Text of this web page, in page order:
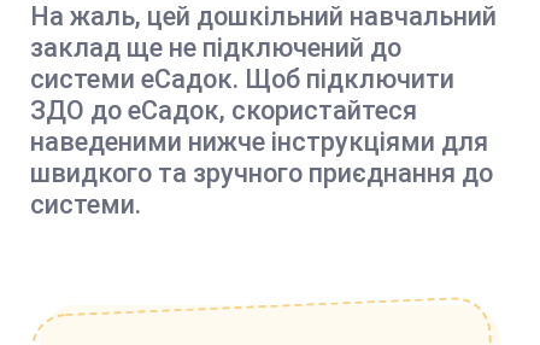
На жаль, цей дошкільний навчальний
заклад ще не підключений до
системи еСадок. Щоб підключити
ЗДО до еСадок, скористайтеся
наведеними нижче інструкціями для
швидкого та зручного приєднання до
системи.